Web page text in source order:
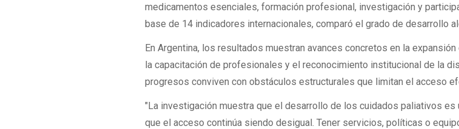
medicamentos esenciales, formación profesional, investigación y
base de 14 indicadores internacionales, comparó el grado de desarrollo
En Argentina, los resultados muestran avances concretos en la
la capacitación de profesionales y el reconocimiento institucional de la
progresos conviven con obstáculos estructurales que limitan el acceso
"La investigación muestra que el desarrollo de los cuidados paliativos es
que el acceso continúa siendo desigual. Tener servicios, políticas o